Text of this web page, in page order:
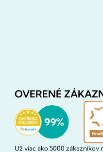
OVERENÉ
Už viac ako 5000 zákazníkov